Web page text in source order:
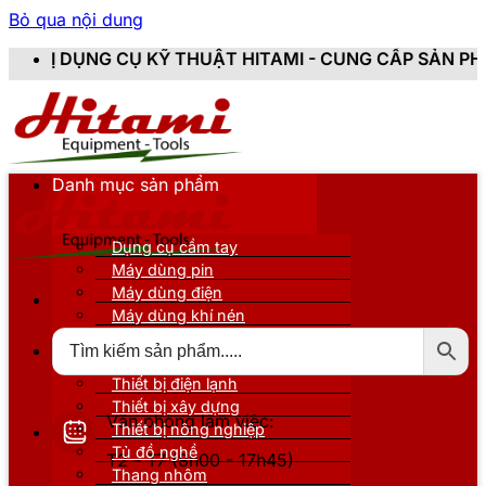
Bỏ qua nội dung
THUẬT HITAMI - CUNG CẤP SẢN PHẨM CHÍNH
Văn phòng làm việc:
T2 - T7 (8h00 - 17h45)
Danh mục sản phẩm
Dụng cụ cầm tay
Máy dùng pin
Máy dùng điện
Máy dùng khí nén
Thiết bị nâng đỡ
Thiết bị điện lạnh
Thiết bị xây dựng
Thiết bị nông nghiệp
Tủ đồ nghề
Thang nhôm